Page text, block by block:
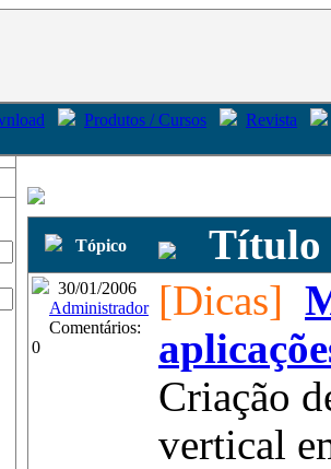
Produtos / Cursos
Revista
Tópico Título
30/01/2006
Administrador
Comentários:
0
[Dicas]
Criação
vertical